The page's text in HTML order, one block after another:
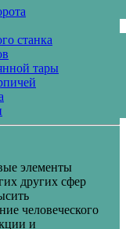
станка
тары
элементы
других сфер
человеческого
и